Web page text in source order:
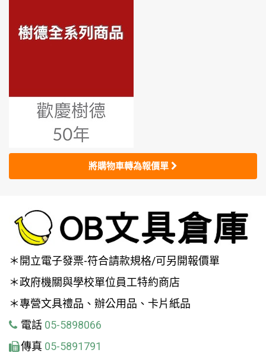
將購物車轉為報價單
＊開立電子發票-符合請款規格/可另開報價單
＊政府機關與學校單位員工特約商店
＊專營文具禮品、辦公用品、卡片紙品
電話 05-5898066
傳真 05-5891791